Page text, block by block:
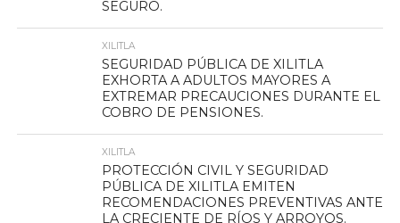
SEGURO.
XILITLA
SEGURIDAD PÚBLICA DE XILITLA
EXHORTA A ADULTOS MAYORES A
EXTREMAR PRECAUCIONES DURANTE EL
COBRO DE PENSIONES.
XILITLA
PROTECCIÓN CIVIL Y SEGURIDAD
PÚBLICA DE XILITLA EMITEN
RECOMENDACIONES PREVENTIVAS ANTE
LA CRECIENTE DE RÍOS Y ARROYOS.